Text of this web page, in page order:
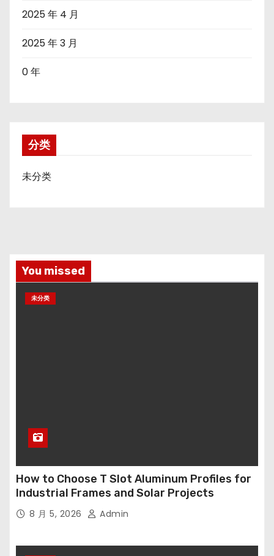
2025 年 4 月
2025 年 3 月
0 年
分类
未分类
You missed
未分类
How to Choose T Slot Aluminum Profiles for
Industrial Frames and Solar Projects
8 月 5, 2026 Admin